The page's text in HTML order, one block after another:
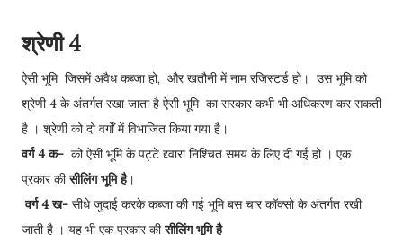
श्रेणी 4
ऐसी भूमि जिसमें अवैध कब्जा हो, और खतौनी में नाम रजिस्टर्ड हो। उस भूमि को
श्रेणी 4 के अंतर्गत रखा जाता है ऐसी भूमि का सरकार कभी भी अधिकरण कर सकती
है । श्रेणी को दो वर्गों में विभाजित किया गया है।
वर्ग 4 क- को ऐसी भूमि के पट्टे द्द्वारा निश्चित समय के लिए दी गई हो । एक
प्रकार कीसीलिंग भूमि है।
वर्ग 4 ख- सीधे जुदाई करके कब्जा की गई भूमि बस चार कॉक्सो के अंतर्गत रखी
जाती है । यह भी एक प्रकार कीसीलिंग भूमि है